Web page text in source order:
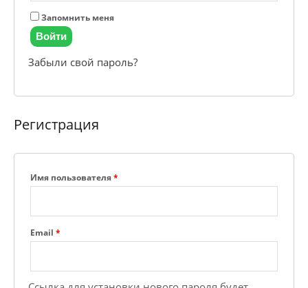
Запомнить меня
Войти
Забыли свой пароль?
Регистрация
Имя пользователя*
Email *